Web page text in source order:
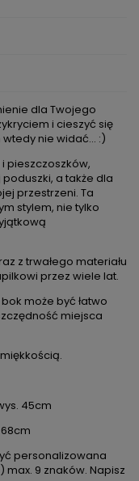
płatności
dla Twojego
i cieszyć się
nie widać... :)
pieszczoszków,
a także dla
przestrzeni. Ta
stylem, nie tylko
z trwałego materiału
przez wiele lat.
może być łatwo
miejsca
45cm
68cm
personalizowana
max. 9 znaków. Napisz